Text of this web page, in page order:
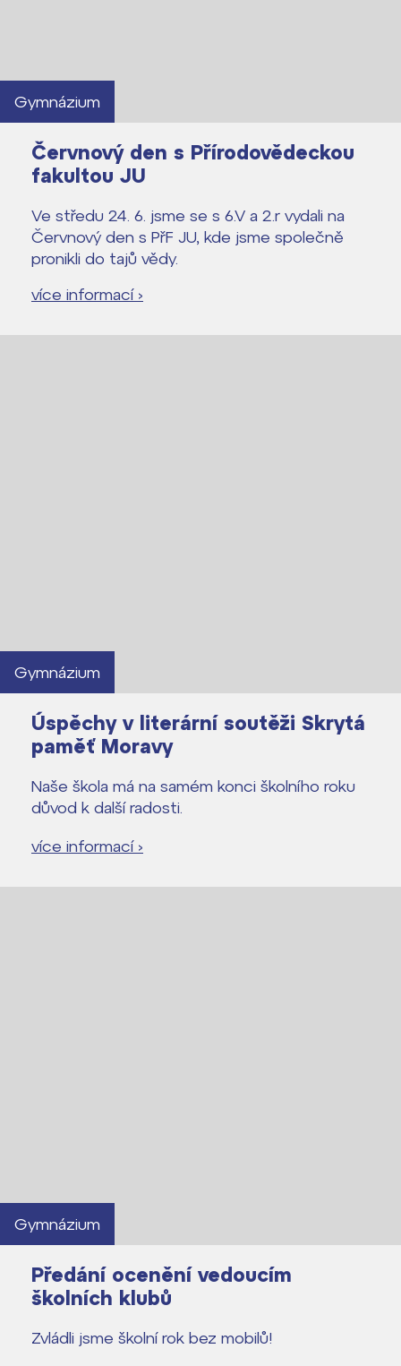
Gymnázium
Červnový den s Přírodovědeckou
fakultou JU
Ve středu 24. 6. jsme se s 6.V a 2.r vydali na
Červnový den s PřF JU, kde jsme společně
pronikli do tajů vědy.
více informací ›
Gymnázium
Úspěchy v literární soutěži Skrytá
paměť Moravy
Naše škola má na samém konci školního roku
důvod k další radosti.
více informací ›
Gymnázium
Předání ocenění vedoucím
školních klubů
Zvládli jsme školní rok bez mobilů!